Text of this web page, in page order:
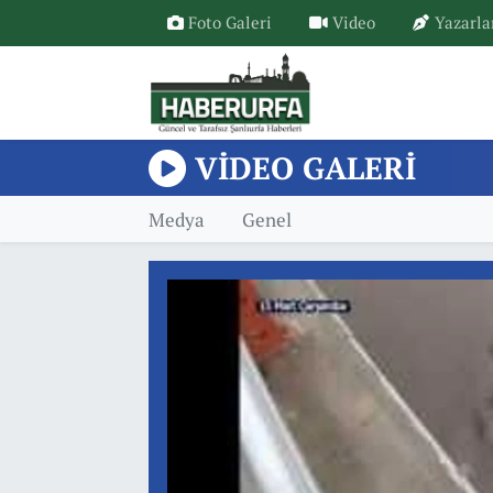
Foto Galeri Video
VIDEO GALERI
Medya Genel